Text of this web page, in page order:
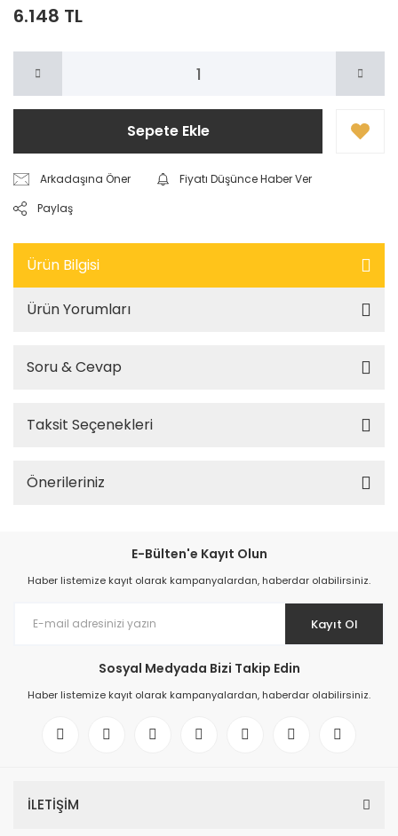
6.148 TL
Sepete Ekle
Arkadaşına Öner
Fiyatı Düşünce Haber Ver
Paylaş
Ürün Bilgisi
Ürün Yorumları
Soru & Cevap
Taksit Seçenekleri
Önerileriniz
E-Bülten'e Kayıt Olun
Haber listemize kayıt olarak kampanyalardan, haberdar olabilirsiniz.
Kayıt Ol
Sosyal Medyada Bizi Takip Edin
Haber listemize kayıt olarak kampanyalardan, haberdar olabilirsiniz.
İLETİŞİM